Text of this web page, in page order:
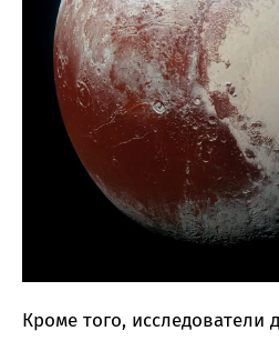
Кроме того, исследователи